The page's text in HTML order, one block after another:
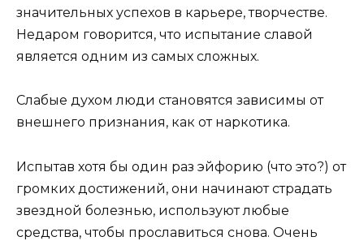
значительных успехов в карьере, творчестве.
Недаром говорится, что испытание славой
является одним из самых сложных.
Слабые духом люди становятся зависимы от
внешнего признания, как от наркотика.
Испытав хотя бы один раз эйфорию (что это?) от
громких достижений, они начинают страдать
звездной болезнью, используют любые
средства, чтобы прославиться снова. Очень